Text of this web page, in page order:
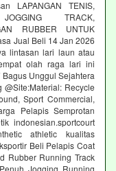
LAPANGAN TENIS,
TRACK,
RUBBER UNTUK
Jual Beli 14 Jan 2026
lintasan lari laun atau
olah raga lari ini
Unggul Sejahtera
Recycle
Sport Commercial,
Pelapis Semprotan
indonesian.sportcourt
athletic kualitas
Beli Pelapis Coat
Rubber Running Track